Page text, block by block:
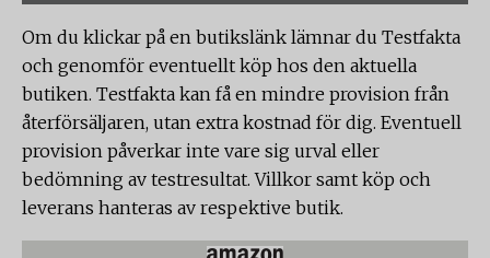
Om du klickar på en butikslänk lämnar du Testfakta
och genomför eventuellt köp hos den aktuella
butiken. Testfakta kan få en mindre provision från
återförsäljaren, utan extra kostnad för dig. Eventuell
provision påverkar inte vare sig urval eller
bedömning av testresultat. Villkor samt köp och
leverans hanteras av respektive butik.